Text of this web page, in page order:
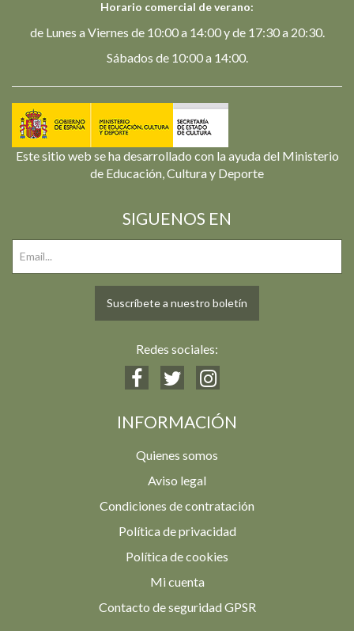
Horario comercial de verano:
de Lunes a Viernes de 10:00 a 14:00 y de 17:30 a 20:30.
Sábados de 10:00 a 14:00.
Este sitio web se ha desarrollado con la ayuda del Ministerio
de Educación, Cultura y Deporte
SIGUENOS EN
Suscríbete a nuestro boletín
Redes sociales:
INFORMACIÓN
Quienes somos
Aviso legal
Condiciones de contratación
Política de privacidad
Política de cookies
Mi cuenta
Contacto de seguridad GPSR